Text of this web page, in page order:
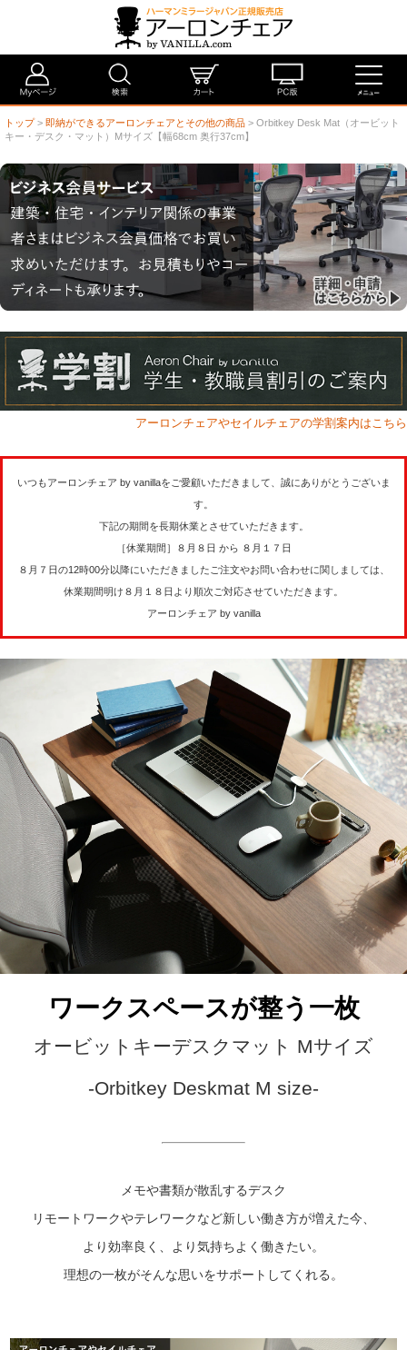
トップ> 即納ができるアーロンチェアとその他の商品 > Orbitkey Desk Mat（オービット
キー・デスク・マット）Mサイズ【幅68cm 奥行37cm】
アーロンチェアやセイルチェアの学割案内はこちら
いつもアーロンチェア by vanillaをご愛顧いただきまして、誠にありがとうございま
す。
下記の期間を長期休業とさせていただきます。
［休業期間］８月８日 から ８月１７日
８月７日の12時00分以降にいただきましたご注文やお問い合わせに関しましては、
休業期間明け８月１８日より順次ご対応させていただきます。
アーロンチェア by vanilla
ワークスペースが整う一枚
オービットキーデスクマット Mサイズ
-Orbitkey Deskmat M size-
メモや書類が散乱するデスク
リモートワークやテレワークなど新しい働き方が増えた今、
より効率良く、より気持ちよく働きたい。
理想の一枚がそんな思いをサポートしてくれる。